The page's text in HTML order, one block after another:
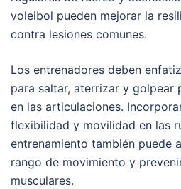
voleibol pueden mejorar la
contra lesiones comunes.
Los entrenadores deben
para saltar, aterrizar y golpear
en las articulaciones.
flexibilidad y movilidad en las
entrenamiento también puede
rango de movimiento y
musculares.